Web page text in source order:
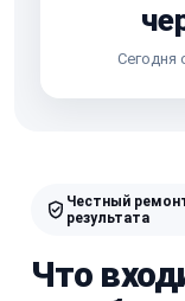
Сегодня
Честный
результата
Что